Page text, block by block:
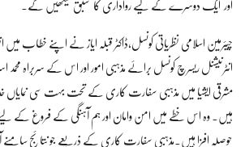
اور ایک دوسرے کے لیے رواداری کا سبق سیکھیں گے۔
چیئرمین اسلامی نظریاتی کونسل،ڈاکٹر قبلہ ایاز نے اپنے خطاب
انٹرنیشنل ریسرچ کونسل برائے مذہبی امور اور اس کے سربراہ محمد
مشرقی ایشیا میں مذہبی سفارت کاری کے تحت بہت سی نمایاں
ہیں۔ وہ اس خطے میں امن وامان اور ہم آہنگی کے فروغ کے
حوصلہ افزا ہیں۔مذہبی سفارت کاری کے ذریعے جو نتائج